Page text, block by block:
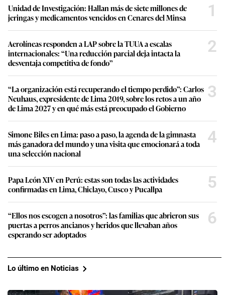
Unidad de Investigación: Hallan más de siete millones de
jeringas y medicamentos vencidos en Cenares del Minsa
1
Aerolíneas responden a LAP sobre la TUUA a escalas
internacionales: “Una reducción parcial deja intacta la
desventaja competitiva de fondo”
2
“La organización está recuperando el tiempo perdido”: Carlos
Neuhaus, expresidente de Lima 2019, sobre los retos a un año
de Lima 2027 y en qué más está preocupado el Gobierno
3
Simone Biles en Lima: paso a paso, la agenda de la gimnasta
más ganadora del mundo y una visita que emocionará a toda
una selección nacional
4
Papa León XIV en Perú: estas son todas las actividades
confirmadas en Lima, Chiclayo, Cusco y Pucallpa
5
“Ellos nos escogen a nosotros”: las familias que abrieron sus
puertas a perros ancianos y heridos que llevaban años
esperando ser adoptados
6
Lo último en Noticias